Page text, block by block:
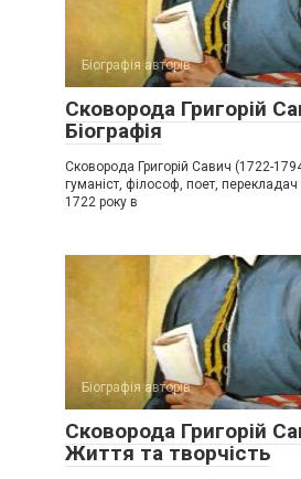
Біографія авторів
Сковорода Григорій
Біографія
Сковорода Григорій Савич (1722-
гуманіст, філософ, поет,
1722 року в
Біографія авторів
Сковорода Григорій
Життя та творчість